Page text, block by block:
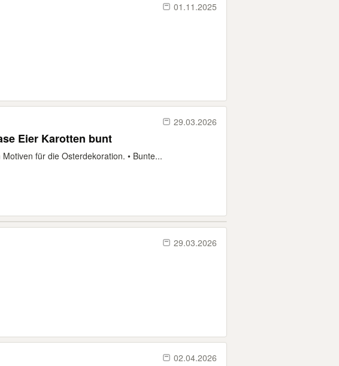
01.11.2025
29.03.2026
Eier Karotten bunt
für die Osterdekoration. • Bunte...
29.03.2026
02.04.2026